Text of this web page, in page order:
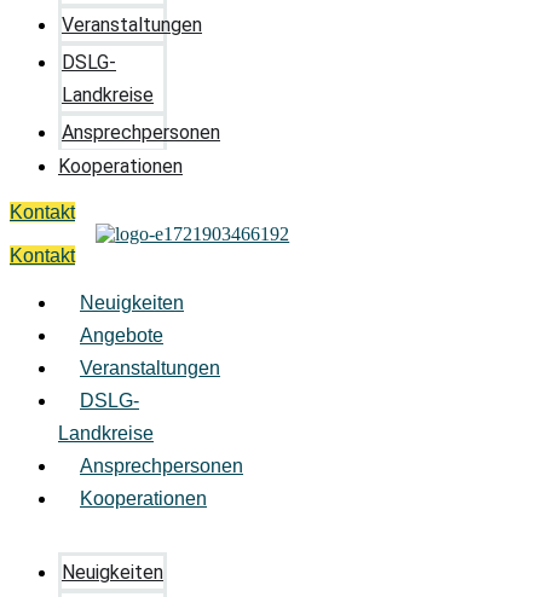
Veranstaltungen
DSLG-
Landkreise
Ansprechpersonen
Kooperationen
Kontakt
Kontakt
Neuigkeiten
Angebote
Veranstaltungen
DSLG-
Landkreise
Ansprechpersonen
Kooperationen
Neuigkeiten